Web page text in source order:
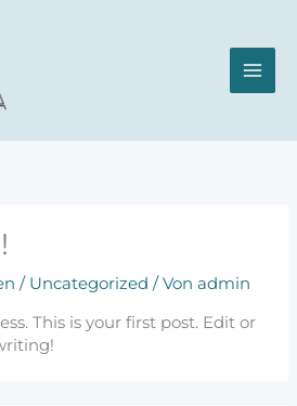
/ Uncategorized / Vonadmin
This is your first post. Edit or